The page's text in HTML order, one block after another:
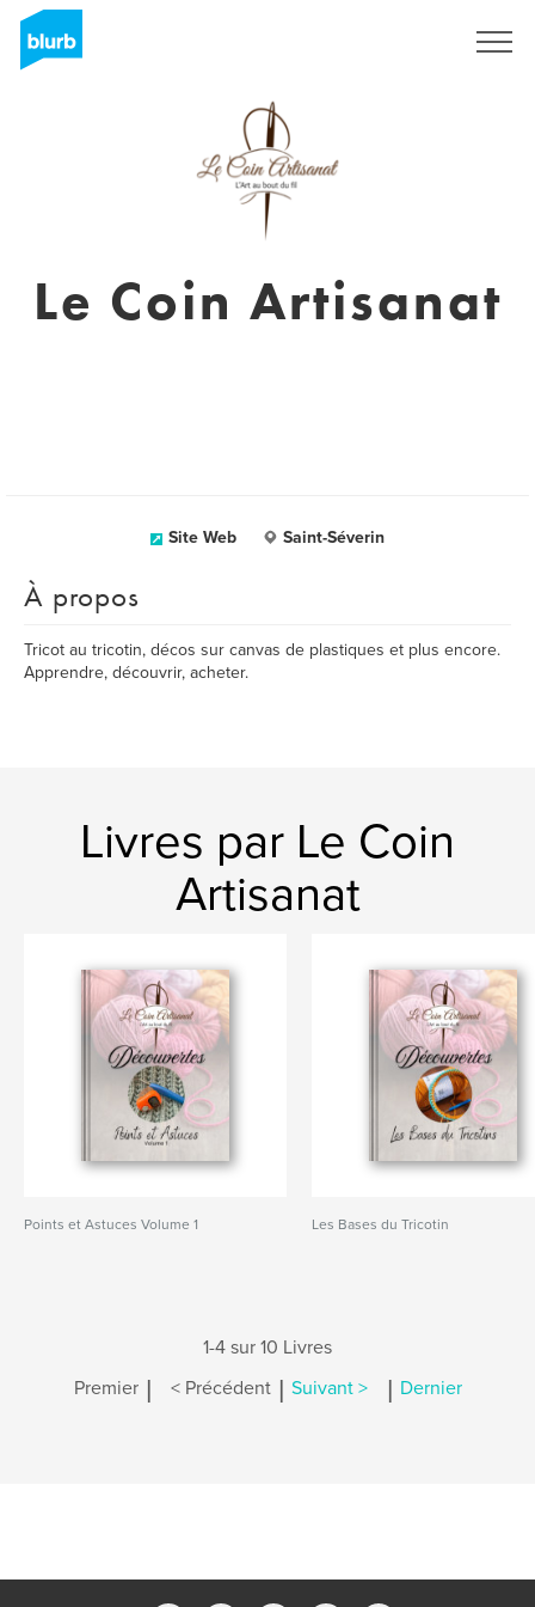
Le Coin Artisanat
Site Web Saint-Séverin
À propos
Tricot au tricotin, décos sur canvas de plastiques et plus encore.
Apprendre, découvrir, acheter.
Livres par Le Coin
Artisanat
Points et Astuces Volume 1 Les Bases du Tricotin
1-4 sur 10 Livres
Premier | < Précédent | Suivant > | Dernier